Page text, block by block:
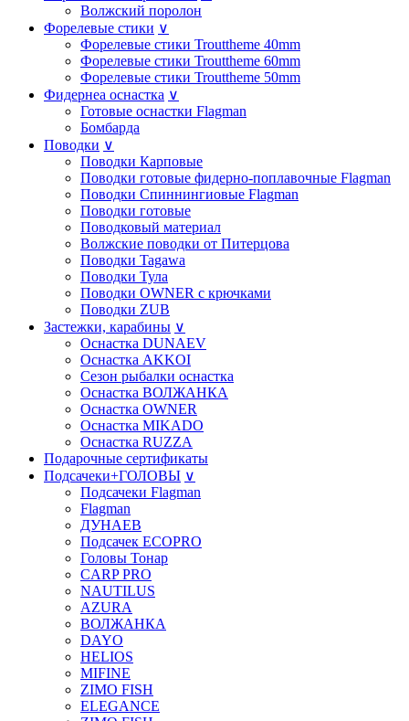
Волжский поролон
Форелевые стики ∨
Форелевые стики Trouttheme 40mm
Форелевые стики Trouttheme 60mm
Форелевые стики Trouttheme 50mm
Фидернеа оснастка ∨
Готовые оснастки Flagman
Бомбарда
Поводки ∨
Поводки Карповые
Поводки готовые фидерно-поплавочные Flagman
Поводки Спиннингиовые Flagman
Поводки готовые
Поводковый материал
Волжские поводки от Питерцова
Поводки Tagawa
Поводки Тула
Поводки OWNER с крючками
Поводки ZUB
Застежки, карабины ∨
Оснастка DUNAEV
Оснастка AKKOI
Сезон рыбалки оснастка
Оснастка ВОЛЖАНКА
Оснастка OWNER
Оснастка MIKADO
Оснастка RUZZA
Подарочные сертификаты
Подсачеки+ГОЛОВЫ ∨
Подсачеки Flagman
Flagman
ДУНАЕВ
Подсачек ECOPRO
Головы Тонар
CARP PRO
NAUTILUS
AZURA
ВОЛЖАНКА
DAYO
HELIOS
MIFINE
ZIMO FISH
ELEGANCE